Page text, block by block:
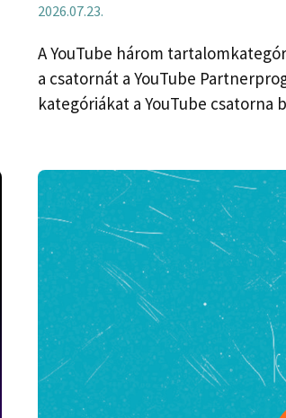
2026.07.23.
A YouTube három
a csatornát a YouTube
kategóriákat a YouTube csatorna